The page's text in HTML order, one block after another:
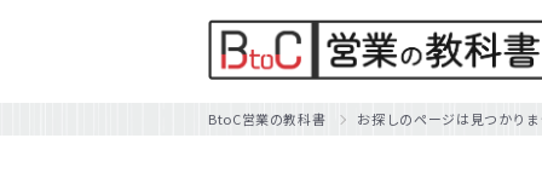
BtoC営業の教科書 お探しのページは見つかり